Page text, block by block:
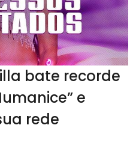
bate recorde
e
rede